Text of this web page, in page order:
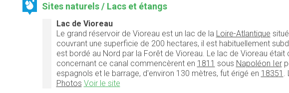
Sites naturels / Lacs et étangs
Lac de Vioreau
Le grand réservoir de Vioreau est un lac de la Loire-Atlantique
couvrant une superficie de 200 hectares, il est habituellement
est bordé au Nord par la Forêt de Vioreau. Le lac de Vioreau était
concernant ce canal commencèrent en 1811 sous Napoléon Ier
espagnols et le barrage, d'environ 130 mètres, fut érigé en 18351 .
Photos Voir le site